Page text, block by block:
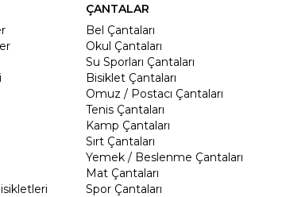
ÇANTALAR
Bel Çantaları
Okul Çantaları
Su Sporları Çantaları
Bisiklet Çantaları
Omuz / Postacı Çantaları
Tenis Çantaları
Kamp Çantaları
Sırt Çantaları
Yemek / Beslenme Çantaları
Mat Çantaları
Spor Çantaları